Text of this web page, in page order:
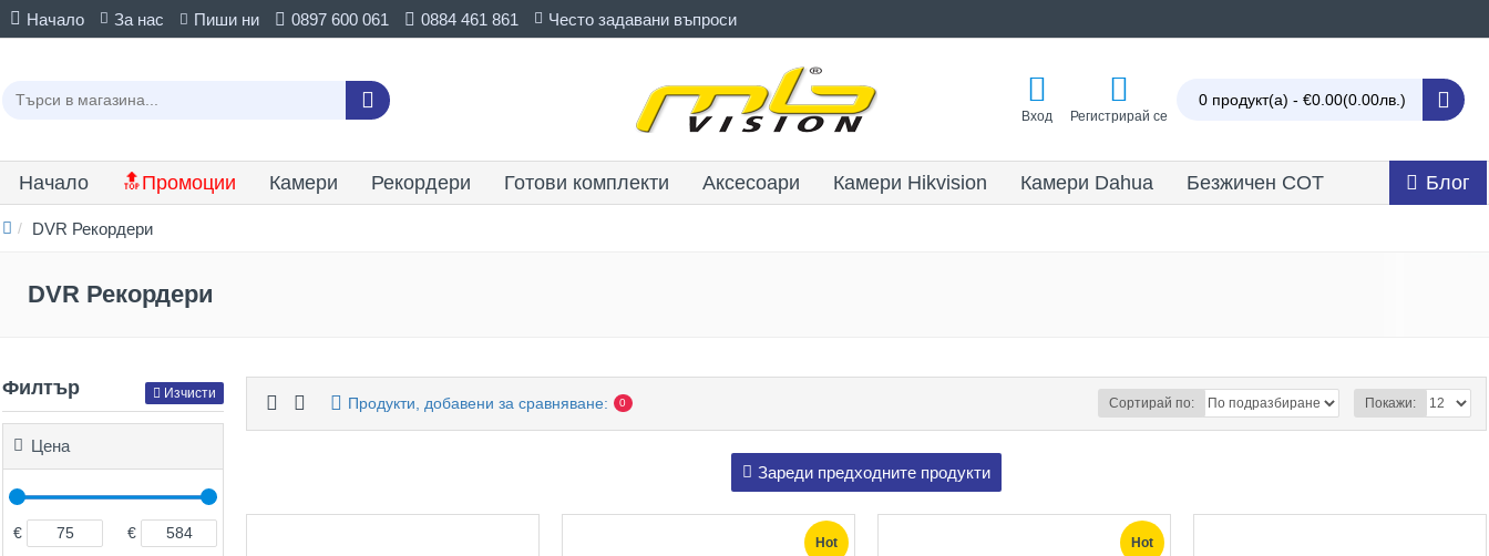
Начало За нас Пиши ни 0897 600 061 0884 461 861 Често задавани въпроси
Вход Регистрирай се
0 продукт(а) - €0.00(0.00лв.)
Начало 🔝Промоции Камери Рекордери Готови комплекти Аксесоари Камери Hikvision Камери Dahua Безжичен СОТ Блог
DVR Рекордери
DVR Рекордери
Филтър Изчисти
Цена
€ €
Продукти, добавени за сравняване: 0 Сортирай по: Покажи:
Зареди предходните продукти
Hot Hot